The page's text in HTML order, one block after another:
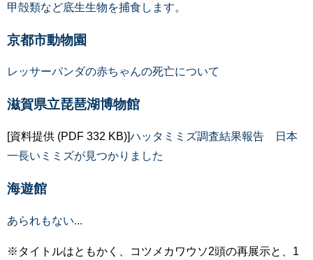
甲殻類など底生生物を捕食します。
京都市動物園
レッサーパンダの赤ちゃんの死亡について
滋賀県立琵琶湖博物館
[資料提供 (PDF 332 KB)]ハッタミミズ調査結果報告 日本
一長いミミズが見つかりました
海遊館
あられもない...
※タイトルはともかく、コツメカワウソ2頭の再展示と、1